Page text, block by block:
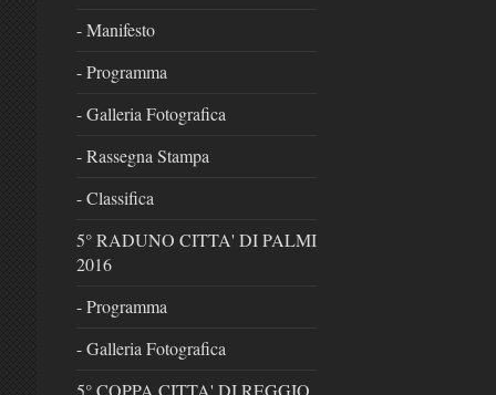
- Manifesto
- Programma
- Galleria Fotografica
- Rassegna Stampa
- Classifica
5° RADUNO CITTA' DI PALMI
2016
- Programma
- Galleria Fotografica
5° COPPA CITTA' DI REGGIO